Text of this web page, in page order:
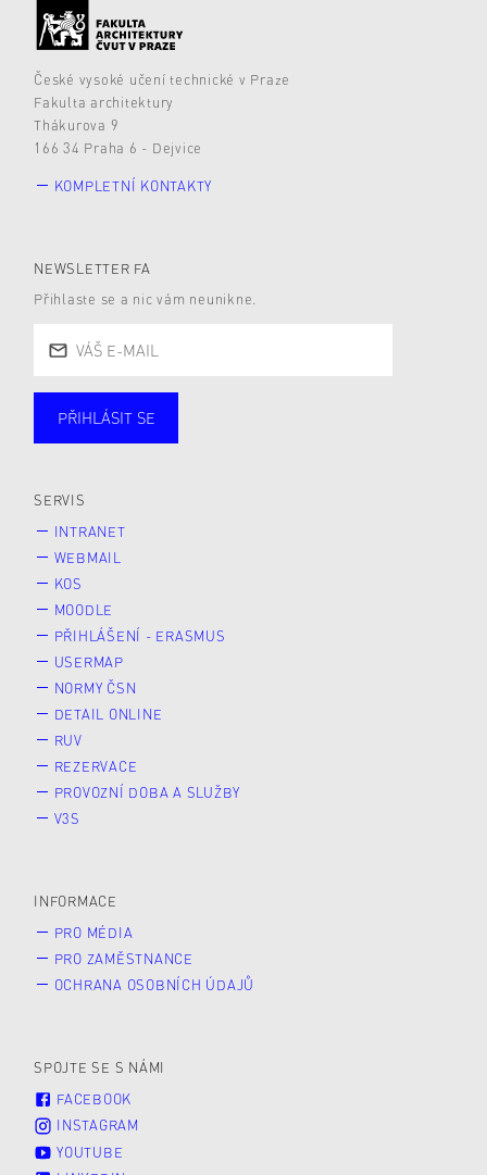
České vysoké učení technické v Praze
Fakulta architektury
Thákurova 9
166 34 Praha 6 - Dejvice
KOMPLETNÍ KONTAKTY
NEWSLETTER FA
Přihlaste se a nic vám neunikne.
Studující
PŘIHLÁSIT SE
SERVIS
INTRANET
WEBMAIL
KOS
MOODLE
PŘIHLÁŠENÍ - ERASMUS
USERMAP
NORMY ČSN
DETAIL ONLINE
RUV
REZERVACE
PROVOZNÍ DOBA A SLUŽBY
V3S
INFORMACE
PRO MÉDIA
PRO ZAMĚSTNANCE
OCHRANA OSOBNÍCH ÚDAJŮ
SPOJTE SE S NÁMI
FACEBOOK
INSTAGRAM
YOUTUBE